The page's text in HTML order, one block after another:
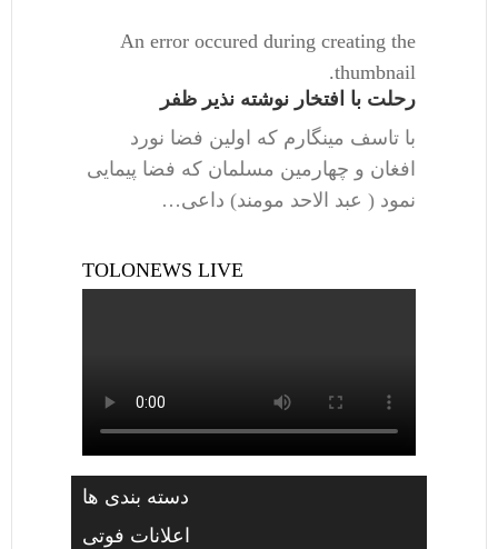
An error occured during creating the
thumbnail.
رحلت با افتخار نوشته نذیر ظفر
با تاسف مینگارم که اولین فضا نورد
افغان و چهارمین مسلمان که فضا پیمایی
نمود ( عبد الاحد مومند) داعی…
TOLONEWS LIVE
دسته بندی ها
اعلانات فوتی